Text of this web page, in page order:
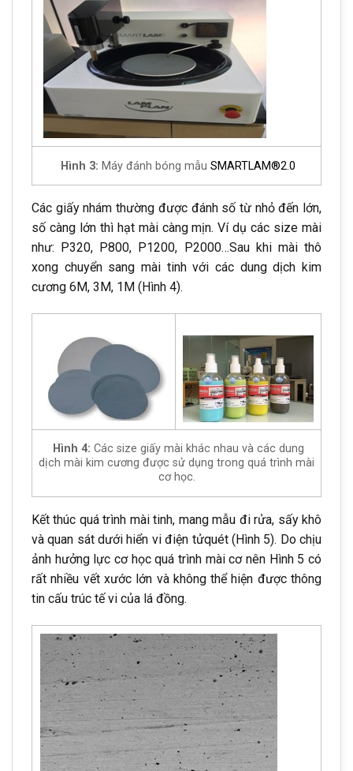
Hình 3: Máy đánh bóng mẫu SMARTLAM®2.0
Các giấy nhám thường được đánh số từ nhỏ đến lớn,
số càng lớn thì hạt mài càng mịn. Ví dụ các size mài
như: P320, P800, P1200, P2000…Sau khi mài thô
xong chuyển sang mài tinh với các dung dịch kim
cương 6M, 3M, 1M (Hình 4).
Hình 4: Các size giấy mài khác nhau và các dung
dịch mài kim cương được sử dụng trong quá trình mài
cơ học.
Kết thúc quá trình mài tinh, mang mẫu đi rửa, sấy khô
và quan sát dưới hiển vi điện tửquét (Hình 5). Do chịu
ảnh hưởng lực cơ học quá trình mài cơ nên Hình 5 có
rất nhiều vết xước lớn và không thể hiện được thông
tin cấu trúc tế vi của lá đồng.